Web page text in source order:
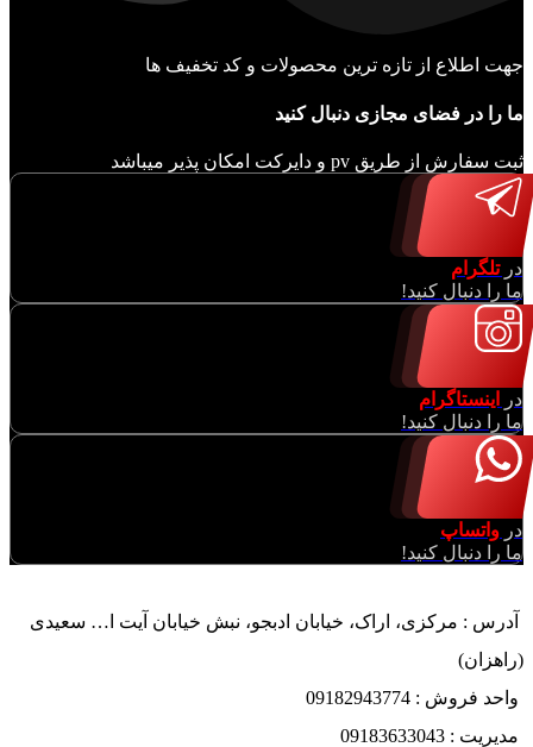
جهت اطلاع از تازه ترین محصولات و کد تخفیف ها
ما را در فضای مجازی دنبال کنید
ثبت سفارش از طریق pv و دایرکت امکان پذیر میباشد
درتلگرام
ما را دنبال کنید!
در
اینستاگرام
ما را دنبال کنید!
در واتساپ
ما را دنبال کنید!
آدرس : مرکزی، اراک، خیابان ادبجو، نبش خیابان آیت ا… سعیدی
(راهزان)
واحد فروش : 09182943774
مدیریت : 09183633043